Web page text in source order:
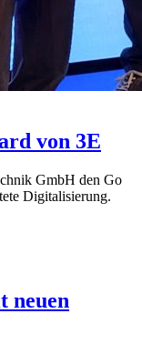
und -
von 3E
GmbH den Go
Digitalisierung.
neuen